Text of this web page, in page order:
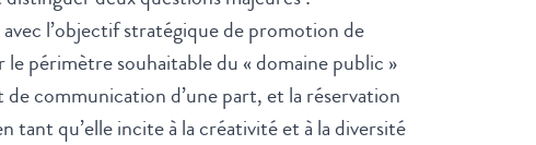
l’objectif stratégique de promotion de
périmètre souhaitable du « domaine public »
communication d’une part, et la réservation
tant qu’elle incite à la créativité et à la diversité